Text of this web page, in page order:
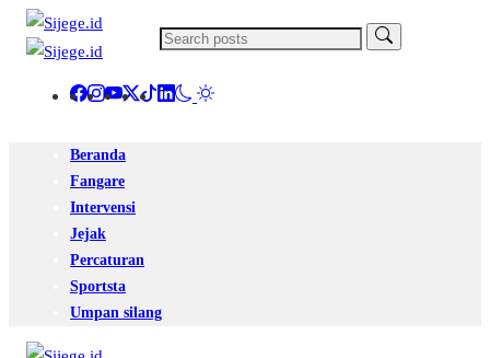
Beranda
Fangare
Intervensi
Jejak
Percaturan
Sportsta
Umpan silang